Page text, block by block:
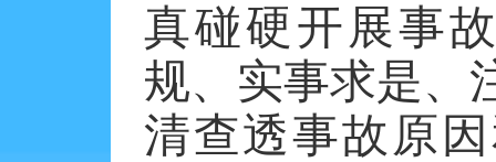
真碰硬开展事
规、实事求是、
清查透事故原